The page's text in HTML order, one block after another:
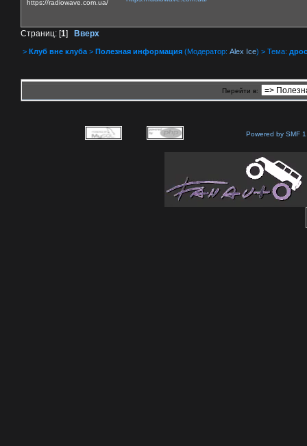
https://radiowave.com.ua/
Страниц: [1] Вверх
> Клуб вне клуба > Полезная информация (Модератор: Alex Ice) > Тема:
Перейти в:
Powered by SMF